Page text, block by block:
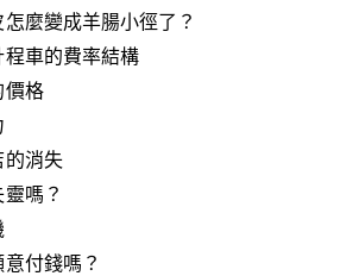
麼變成羊腸小徑了？
程車的費率結構
價格
的消失
嗎？
意付錢嗎？